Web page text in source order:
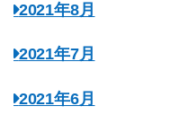
2021年8月
2021年7月
2021年6月